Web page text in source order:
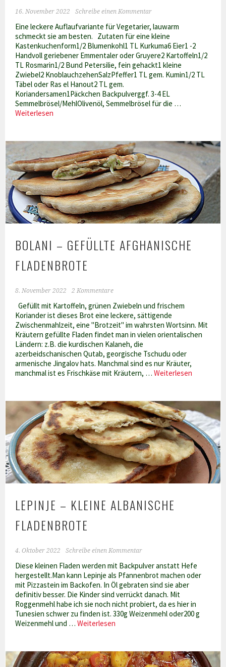
16. November 2022 Schreibe einen Kommentar
Eine leckere Auflaufvariante für Vegetarier, lauwarm
schmeckt sie am besten. Zutaten für eine kleine
Kastenkuchenform1/2 Blumenkohl1 TL Kurkuma6 Eier1 -2
Handvoll geriebener Emmentaler oder Gruyere2 Kartoffeln1/2
TL Rosmarin1/2 Bund Petersilie, fein gehackt1 kleine
Zwiebel2 KnoblauchzehenSalzPfeffer1 TL gem. Kumin1/2 TL
Täbel oder Ras el Hanout2 TL gem.
Koriandersamen1Päckchen Backpulverggf. 3-4 EL
Semmelbrösel/MehlOlivenöl, Semmelbrösel für die …
Weiterlesen
Tadschien
bruclu
BOLANI – GEFÜLLTE AFGHANISCHE
FLADENBROTE
8. November 2022 2 Kommentare
Gefüllt mit Kartoffeln, grünen Zwiebeln und frischem
Koriander ist dieses Brot eine leckere, sättigende
Zwischenmahlzeit, eine "Brotzeit" im wahrsten Wortsinn. Mit
Kräutern gefüllte Fladen findet man in vielen orientalischen
Ländern: z.B. die kurdischen Kalaneh, die
azerbeidschanischen Qutab, georgische Tschudu oder
armenische Jingalov hats. Manchmal sind es nur Kräuter,
manchmal ist es Frischkäse mit Kräutern, …Weiterlesen
LEPINJE – KLEINE ALBANISCHE
FLADENBROTE
4. Oktober 2022 Schreibe einen Kommentar
Diese kleinen Fladen werden mit Backpulver anstatt Hefe
hergestellt.Man kann Lepinje als Pfannenbrot machen oder
mit Pizzastein im Backofen. In Öl gebraten sind sie aber
definitiv besser. Die Kinder sind verrückt danach. Mit
Roggenmehl habe ich sie noch nicht probiert, da es hier in
Tunesien schwer zu finden ist. 330g Weizenmehl oder200 g
Weizenmehl und …Weiterlesen
albanische
Fladenbrote